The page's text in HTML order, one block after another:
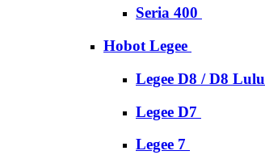
Seria 400
Hobot Legee
Legee D8 / D8 Lulu
Legee D7
Legee 7